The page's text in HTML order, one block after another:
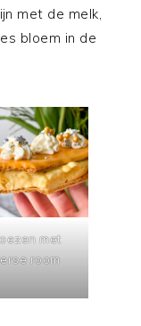
met de melk,
bloem in de
met
room